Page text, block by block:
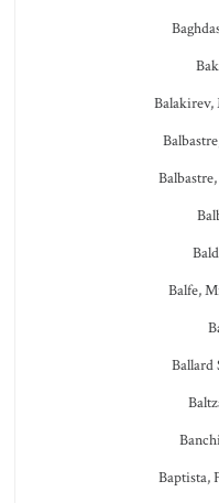
Balakirev,
Balfe,
Ballard
Baptista,